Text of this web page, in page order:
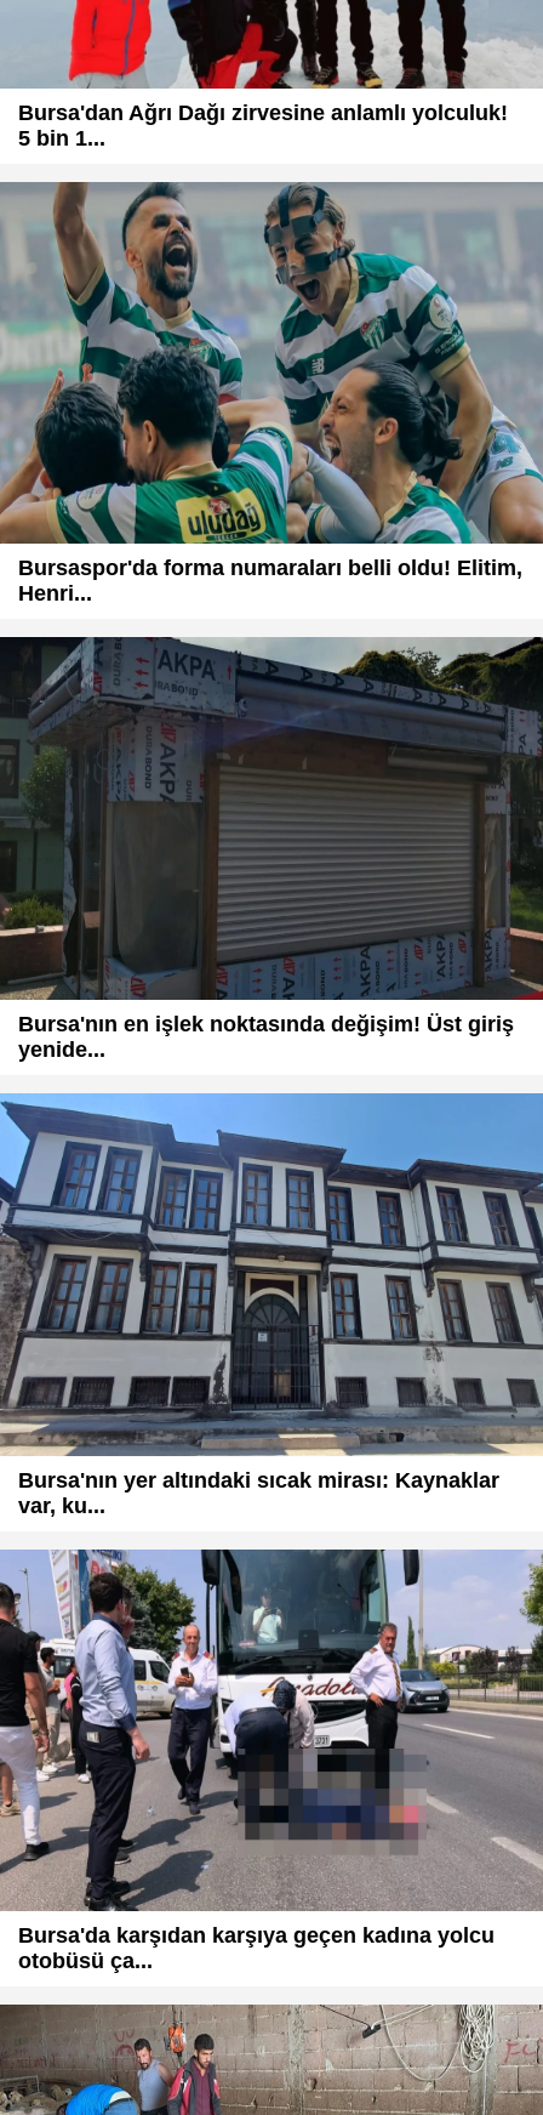
Bursa'dan Ağrı Dağı zirvesine anlamlı yolculuk!
5 bin 1...
Bursaspor'da forma numaraları belli oldu! Elitim,
Henri...
Bursa'nın en işlek noktasında değişim! Üst giriş
yenide...
Bursa'nın yer altındaki sıcak mirası: Kaynaklar
var, ku...
Bursa'da karşıdan karşıya geçen kadına yolcu
otobüsü ça...